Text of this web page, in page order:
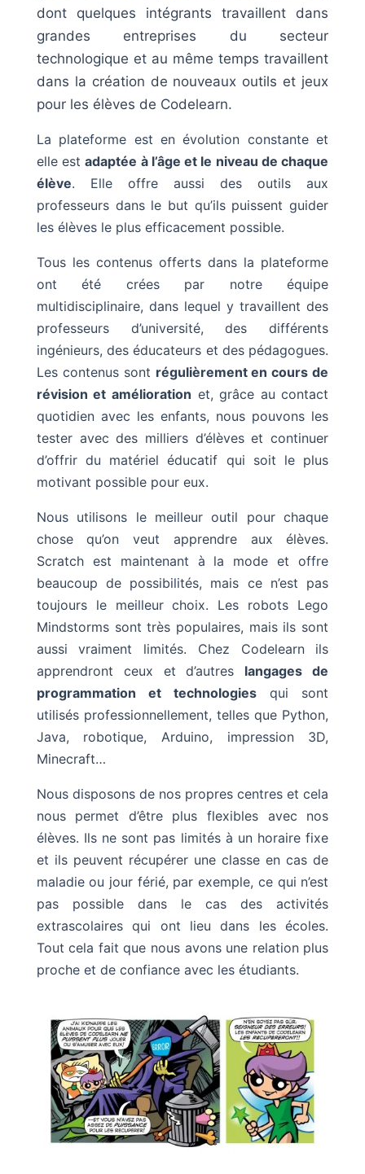
dont quelques intégrants travaillent dans
grandes entreprises du secteur
technologique et au même temps travaillent
dans la création de nouveaux outils et jeux
pour les élèves de Codelearn.
La plateforme est en évolution constante et
elle estadaptée à l’âge et le niveau de chaque
élève. Elle offre aussi des outils aux
professeurs dans le but qu’ils puissent guider
les élèves le plus efficacement possible.
Tous les contenus offerts dans la plateforme
ont été crées par notre équipe
multidisciplinaire, dans lequel y travaillent des
professeurs d’université, des différents
ingénieurs, des éducateurs et des pédagogues.
Les contenus sont régulièrement en cours de
révision et amélioration et, grâce au contact
quotidien avec les enfants, nous pouvons les
tester avec des milliers d’élèves et continuer
d’offrir du matériel éducatif qui soit le plus
motivant possible pour eux.
Nous utilisons le meilleur outil pour chaque
chose qu’on veut apprendre aux élèves.
Scratch est maintenant à la mode et offre
beaucoup de possibilités, mais ce n’est pas
toujours le meilleur choix. Les robots Lego
Mindstorms sont très populaires, mais ils sont
aussi vraiment limités. Chez Codelearn ils
apprendront ceux et d’autres langages de
programmation et technologies qui sont
utilisés professionnellement, telles que Python,
Java, robotique, Arduino, impression 3D,
Minecraft…
Nous disposons de nos propres centres et cela
nous permet d’être plus flexibles avec nos
élèves. Ils ne sont pas limités à un horaire fixe
et ils peuvent récupérer une classe en cas de
maladie ou jour férié, par exemple, ce qui n’est
pas possible dans le cas des activités
extrascolaires qui ont lieu dans les écoles.
Tout cela fait que nous avons une relation plus
proche et de confiance avec les étudiants.